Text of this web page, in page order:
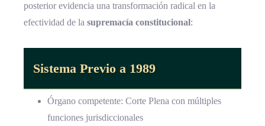
posterior evidencia una transformación radical en la
efectividad de la supremacía constitucional:
Sistema Previo a 1989
Órgano competente: Corte Plena con múltiples
funciones jurisdiccionales